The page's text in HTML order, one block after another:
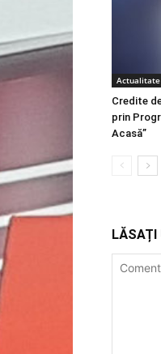
Actualitate
Credite
prin
Acasă”
LĂSAȚI